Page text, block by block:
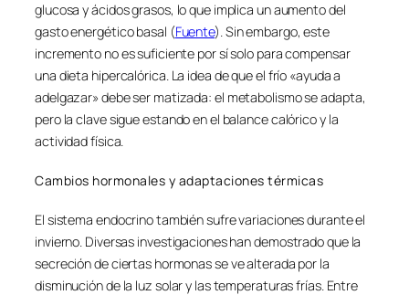
glucosa y ácidos grasos, lo que implica un aumento del
gasto energético basal (Fuente). Sin embargo, este
incremento no es suficiente por sí solo para compensar
una dieta hipercalórica. La idea de que el frío «ayuda a
adelgazar» debe ser matizada: el metabolismo se adapta,
pero la clave sigue estando en el balance calórico y la
actividad física.
Cambios hormonales y adaptaciones térmicas
El sistema endocrino también sufre variaciones durante el
invierno. Diversas investigaciones han demostrado que la
secreción de ciertas hormonas se ve alterada por la
disminución de la luz solar y las temperaturas frías. Entre